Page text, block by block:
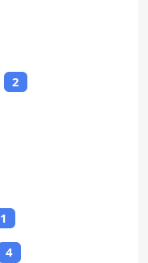
2
1
4